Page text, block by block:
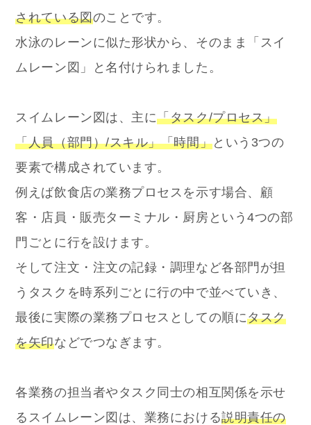
されている図のことです。
水泳のレーンに似た形状から、そのまま「スイ
ムレーン図」と名付けられました。
スイムレーン図は、主に「タスク/プロセス」
「人員（部門）/スキル」「時間」という3つの
要素で構成されています。
例えば飲食店の業務プロセスを示す場合、顧
客・店員・販売ターミナル・厨房という4つの部
門ごとに行を設けます。
そして注文・注文の記録・調理など各部門が担
うタスクを時系列ごとに行の中で並べていき、
最後に実際の業務プロセスとしての順にタスク
を矢印などでつなぎます。
各業務の担当者やタスク同士の相互関係を示せ
るスイムレーン図は、業務における説明責任の